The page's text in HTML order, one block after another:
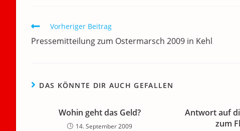
b
o
dI
n p m a
Weitere
ansehen
Vorheriger Beitrag
Pressemitteilung zum Ostermarsch 2009 in Kehl
DAS KÖNNTE DIR AUCH GEFALLEN
Wohin geht das Geld?
14. September 2009
Antwort auf
zum